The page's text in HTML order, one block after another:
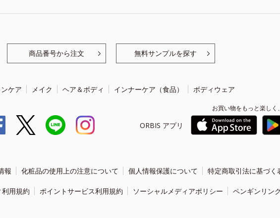
商品番号から注文 無料サンプルを探す
ケア メイク ヘア＆ボディ インナーケア（食品） ボディウェア
ORBIS アプリ
お買い物をもっと楽しく
報 化粧品の使用上の注意について 個人情報保護について 特定商取引法に基づく
用規約 ポイントサービス利用規約 ソーシャルメディアポリシー ペンギンリン